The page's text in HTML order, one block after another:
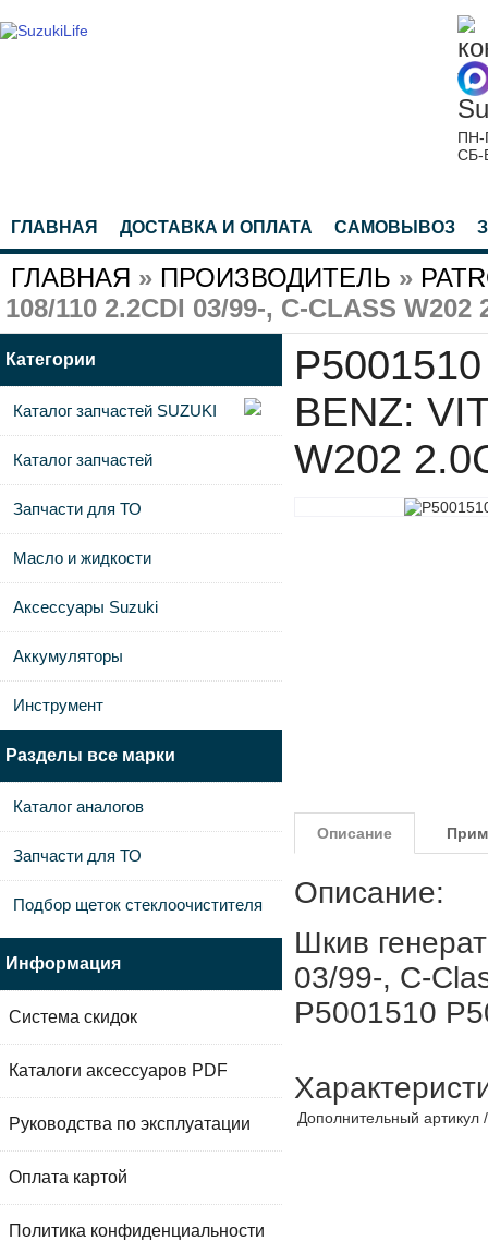
ПН-
СБ-
ГЛАВНАЯ ДОСТАВКА И ОПЛАТА САМОВЫВОЗ
ГЛАВНАЯ » ПРОИЗВОДИТЕЛЬ »
108/110 2.2CDI 03/99-, C-CLASS W202
BENZ:
W202
Описание
Описание:
Шкив
03/99-, C-
P5001510
Дополнительный
Категории
Каталог запчастей SUZUKI
Каталог запчастей
Запчасти для ТО
Масло и жидкости
Аксессуары Suzuki
Аккумуляторы
Инструмент
Разделы все марки
Каталог аналогов
Запчасти для ТО
Подбор щеток стеклоочистителя
Информация
Система скидок
Каталоги аксессуаров PDF
Руководства по эксплуатации
Оплата картой
Политика конфиденциальности